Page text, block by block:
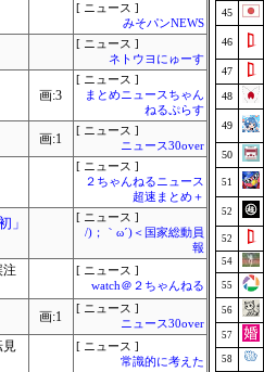
[ ニュース ]
みそパンNEWS
[ ニュース ]
ネトウヨにゅーす
画:3
[ ニュース ]
まとめニュースちゃん
ねるぷらす
画:1
[ ニュース ]
ニュース30over
[ ニュース ]
２ちゃんねるニュース
超速まとめ＋
」
[ ニュース ]
/)；｀ω´)＜国家総動員
報
[ ニュース ]
watch＠２ちゃんねる
画:1
[ ニュース ]
ニュース30over
見
[ ニュース ]
常識的に考えた
45
46
47
48
49
50
51
52
52
54
55
56
57
58